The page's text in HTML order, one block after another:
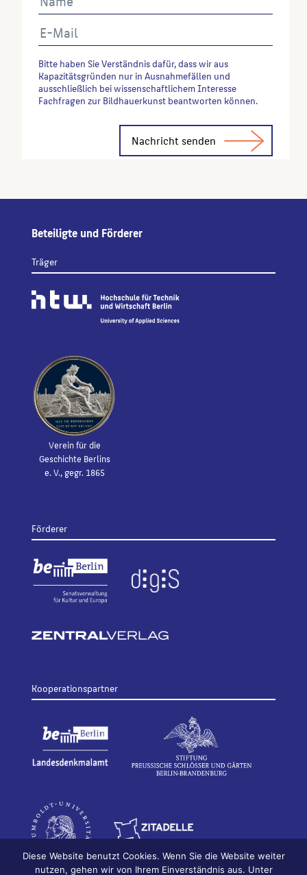
Bitte haben Sie Verständnis dafür, dass wir aus
Kapazitätsgründen nur in Ausnahmefällen und
ausschließlich bei wissenschaftlichem Interesse
Fachfragen zur Bildhauerkunst beantworten können.
Beteiligte und Förderer
Träger
Verein für die
Geschichte Berlins
e. V., gegr. 1865
Förderer
Kooperationspartner
Diese Website benutzt Cookies. Wenn Sie die Website weiter
nutzen, gehen wir von Ihrem Einverständnis aus. Unter